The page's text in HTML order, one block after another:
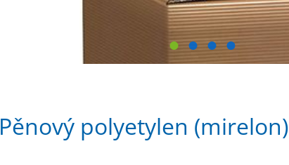
Pěnový polyetylen (mirelon)